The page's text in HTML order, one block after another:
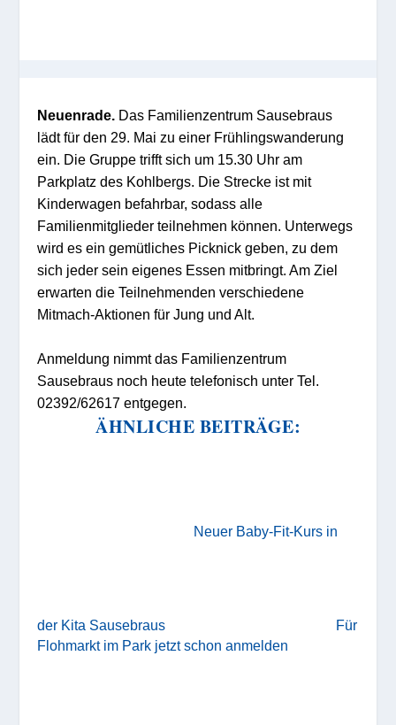
Neuenrade. Das Familienzentrum Sausebraus
lädt für den 29. Mai zu einer Frühlingswanderung
ein. Die Gruppe trifft sich um 15.30 Uhr am
Parkplatz des Kohlbergs. Die Strecke ist mit
Kinderwagen befahrbar, sodass alle
Familienmitglieder teilnehmen können. Unterwegs
wird es ein gemütliches Picknick geben, zu dem
sich jeder sein eigenes Essen mitbringt. Am Ziel
erwarten die Teilnehmenden verschiedene
Mitmach-Aktionen für Jung und Alt.
Anmeldung nimmt das Familienzentrum
Sausebraus noch heute telefonisch unter Tel.
02392/62617 entgegen.
ÄHNLICHE BEITRÄGE:
Neuer Baby-Fit-Kurs in
der Kita Sausebraus
Für
Flohmarkt im Park jetzt schon anmelden